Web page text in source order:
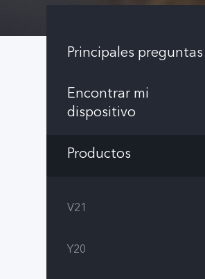
Principales preguntas
Encontrar mi
dispositivo
Productos
V21
Y20